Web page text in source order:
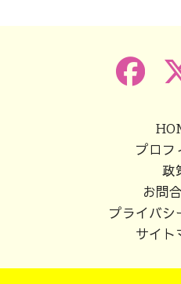
プロフ
政
お問
プライバシ
サイト